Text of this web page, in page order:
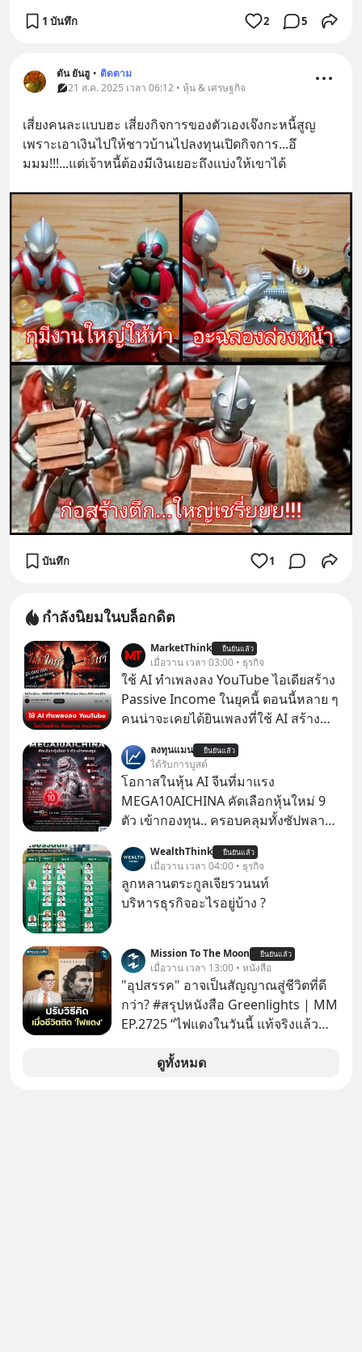
1 บันทึก 2 5
ตัน ยันฮู • ติดตาม
21 ส.ค. 2025 เวลา 06:12 • หุ้น & เศรษฐกิจ
เสี่ยงคนละแบบฮะ เสี่ยงกิจการของตัวเองเจ๊งกะหนี้สูญ
เพราะเอาเงินไปให้ชาวบ้านไปลงทุนเปิดกิจการ...อึ
มมม!!!...แต่เจ้าหนี้ต้องมีเงินเยอะถึงแบ่งให้เขาได้
บันทึก 1
กำลังนิยมในบล็อกดิต
MarketThink ยืนยันแล้ว
เมื่อวาน เวลา 03:00 • ธุรกิจ
ใช้ AI ทำเพลงลง YouTube ไอเดียสร้าง
Passive Income ในยุคนี้ ตอนนี้หลาย ๆ
คนน่าจะเคยได้ยินเพลงที่ใช้ AI สร้าง
รู้ตัวเรา” จากช่องชื่อว่า UNHEARD
MUSIC ที่ตอนนี้มียอดรับชมกว่า 26
ล้านครั้งแล้ว
ลงทุนแมน ยืนยันแล้ว
ได้รับการบูสต์
โอกาสในหุ้น AI จีนที่มาแรง
MEGA10AICHINA คัดเลือกหุ้นใหม่ 9
ตัว เข้ากองทุน.. ครอบคลุมทั้งซัปพลาย
โปรโมชัน ลด 50% ค่าธรรมเนียมซื้อ |
ยอด 2 ล้านบาทขึ้นไป ฟรีค่าธรรมเนียม
ซื้อ
WealthThink ยืนยันแล้ว
เมื่อวาน เวลา 04:00 • ธุรกิจ
ลูกหลานตระกูลเจียรวนนท์
บริหารธุรกิจอะไรอยู่บ้าง ?
Mission To The Moon ยืนยันแล้ว
เมื่อวาน เวลา 13:00 • หนังสือ
"อุปสรรค" อาจเป็นสัญญาณสู่ชีวิตที่ดี
กว่า? #สรุปหนังสือ Greenlights | MM
EP.2725 “ไฟแดงในวันนี้ แท้จริงแล้ว
เปลี่ยนสี” McConaughey ดาราดาวรุ่ง
ดูทั้งหมด